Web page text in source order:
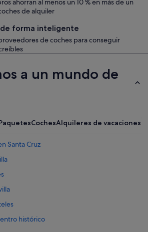
ahorran al menos un 10 % en más de un
de alquiler
forma inteligente
de coches para conseguir
a un mundo de
CochesAlquileres de vacaciones
Santa Cruz
histórico